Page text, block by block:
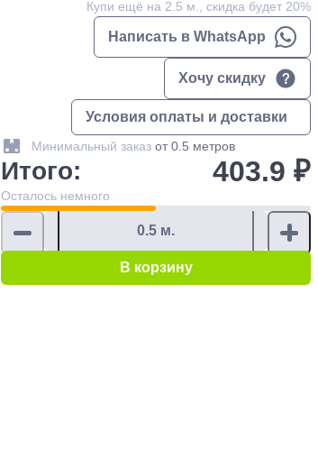
Купи ещё на 2.5 м., скидка будет 20%
Написать в WhatsApp
Хочу скидку
Условия оплаты и доставки
Минимальный заказот 0.5 метров
Итого: 403.9 ₽
Осталось немного
В корзину